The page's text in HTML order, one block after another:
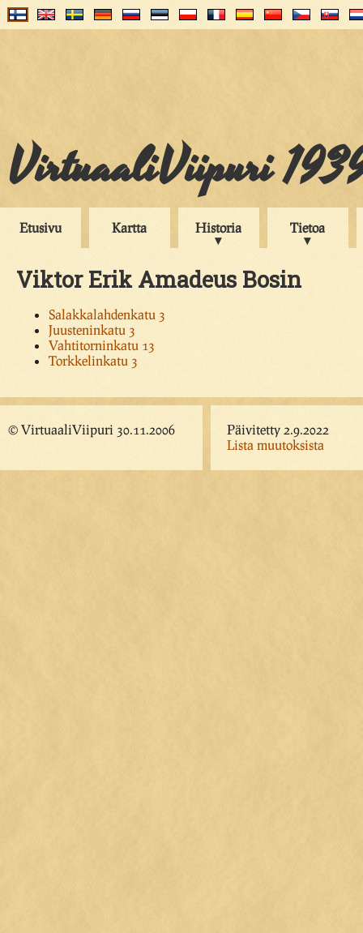
VirtuaaliViipuri
Etusivu Kartta Historia Tietoa
Viktor Erik Amadeus Bosin
Salakkalahdenkatu 3
Juusteninkatu 3
Vahtitorninkatu 13
Torkkelinkatu 3
© VirtuaaliViipuri 30.11.2006
Päivitetty 2.9.2022
Lista muutoksista